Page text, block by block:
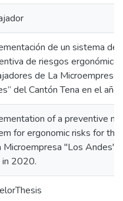
de un sistema de
de riesgos
de La Microempresa
del Cantón Tena en el
of a preventive
for ergonomic risks for
Microempresa "Los Andes"
in 2020.